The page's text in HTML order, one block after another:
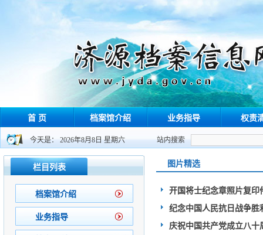
首 页 档案馆介绍 业务指导 权责
今天是： 2026年8月8日 星期六 站内搜索
栏目列表
档案馆介绍
业务指导
图片精选
开国将士纪念章照片复印
纪念中国人民抗日战争胜
庆祝中国共产党成立八